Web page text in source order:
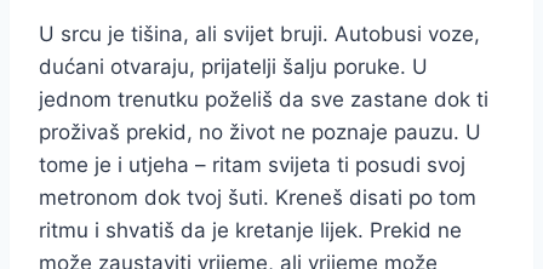
U srcu je tišina, ali svijet bruji. Autobusi voze,
dućani otvaraju, prijatelji šalju poruke. U
jednom trenutku poželiš da sve zastane dok ti
proživaš prekid, no život ne poznaje pauzu. U
tome je i utjeha – ritam svijeta ti posudi svoj
metronom dok tvoj šuti. Kreneš disati po tom
ritmu i shvatiš da je kretanje lijek. Prekid ne
može zaustaviti vrijeme, ali vrijeme može